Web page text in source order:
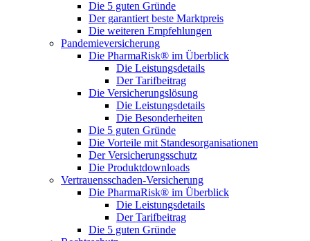
Die 5 guten Gründe
Der garantiert beste Marktpreis
Die weiteren Empfehlungen
Pandemieversicherung
Die PharmaRisk® im Überblick
Die Leistungsdetails
Der Tarifbeitrag
Die Versicherungslösung
Die Leistungsdetails
Die Besonderheiten
Die 5 guten Gründe
Die Vorteile mit Standesorganisationen
Der Versicherungsschutz
Die Produktdownloads
Vertrauensschaden-Versicherung
Die PharmaRisk® im Überblick
Die Leistungsdetails
Der Tarifbeitrag
Die 5 guten Gründe